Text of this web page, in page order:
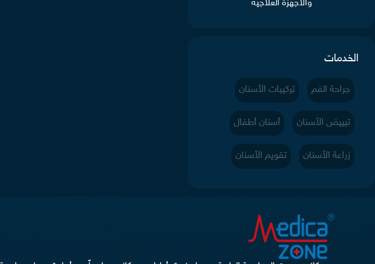
والأجهزة العلاجية
الخدمات
جراحة الفم تركيبات الأسنان
تبييض الأسنان أسنان أطفال
زراعة الأسنان تقويم الأسنان